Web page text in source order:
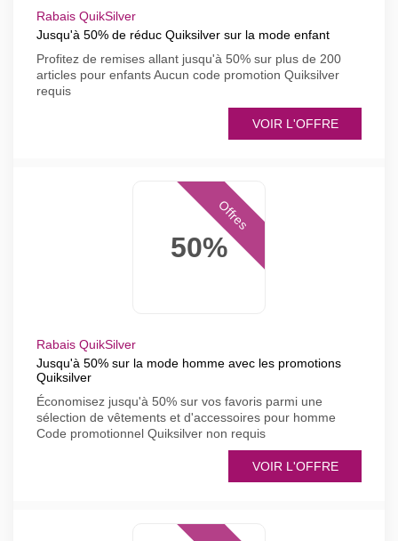
Rabais QuikSilver
Jusqu'à 50% de réduc Quiksilver sur la mode enfant
Profitez de remises allant jusqu'à 50% sur plus de 200
articles pour enfants Aucun code promotion Quiksilver
requis
VOIR L'OFFRE
50%
Offres
Rabais QuikSilver
Jusqu'à 50% sur la mode homme avec les promotions
Quiksilver
Économisez jusqu'à 50% sur vos favoris parmi une
sélection de vêtements et d'accessoires pour homme
Code promotionnel Quiksilver non requis
VOIR L'OFFRE